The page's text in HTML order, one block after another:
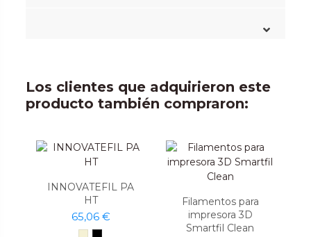
Los clientes que adquirieron este
producto también compraron:
INNOVATEFIL PA
HT
65,06 €
Filamentos para
impresora 3D
Smartfil Clean